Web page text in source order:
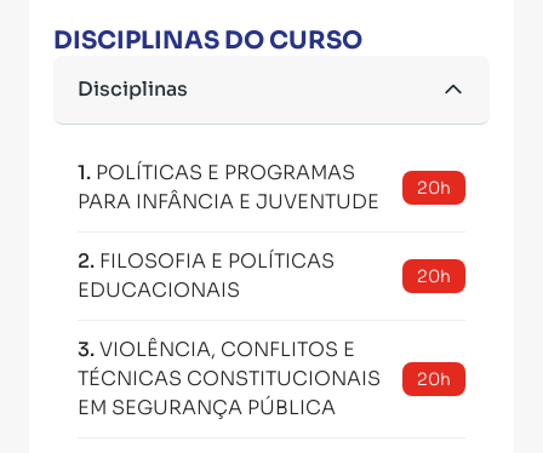
DISCIPLINAS DO CURSO
Disciplinas
1. POLÍTICAS E PROGRAMAS
PARA INFÂNCIA E JUVENTUDE
20h
2. FILOSOFIA E POLÍTICAS
EDUCACIONAIS
20h
3.VIOLÊNCIA, CONFLITOS E
TÉCNICAS CONSTITUCIONAIS
EM SEGURANÇA PÚBLICA
20h